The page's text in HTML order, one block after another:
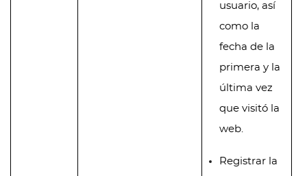
usuario, así
como la
fecha de la
primera y la
última vez
que visitó la
web.
Registrar la